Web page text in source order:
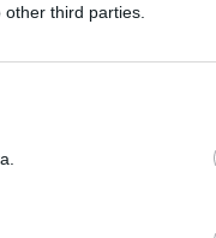
third parties.